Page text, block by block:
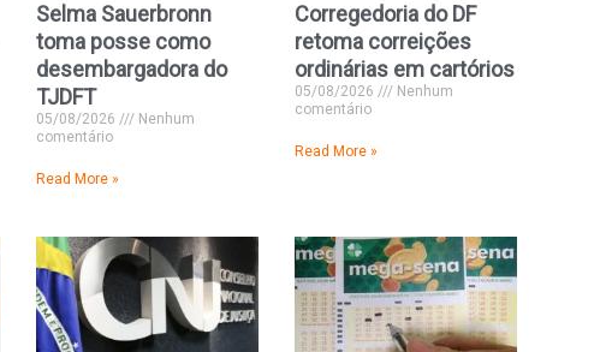
Selma Sauerbronn
toma posse como
desembargadora do
TJDFT
05/08/2026
Nenhum
comentário
Read More »
Corregedoria do DF
retoma correições
ordinárias em cartórios
05/08/2026
Nenhum
comentário
Read More »